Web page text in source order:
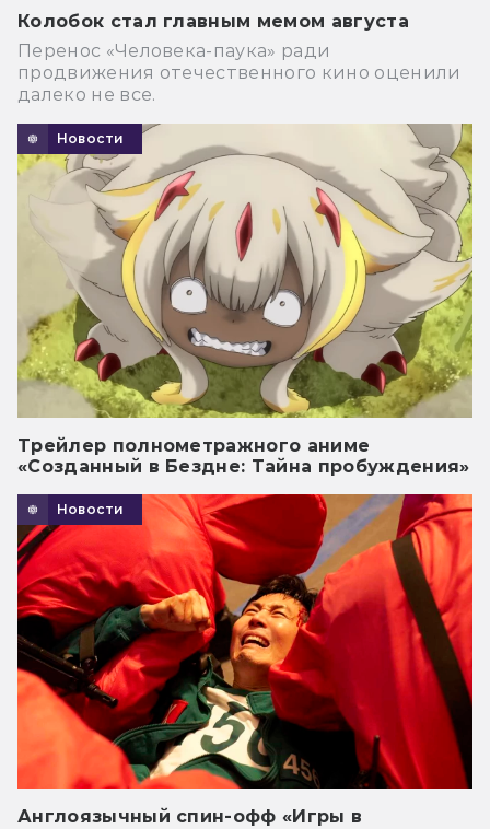
Колобок стал главным мемом августа
Перенос «Человека-паука» ради
продвижения отечественного кино оценили
далеко не все.
Новости
Трейлер полнометражного аниме
«Созданный в Бездне: Тайна пробуждения»
Новости
Англоязычный спин-офф «Игры в